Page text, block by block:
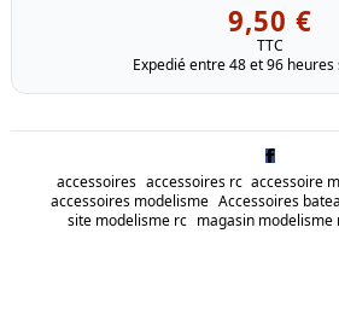
9,50 €
TTC
Expedié entre 48 et 96 heures
accessoires accessoires rc accessoire
accessoires modelisme Accessoires
site modelisme rc magasin modelisme